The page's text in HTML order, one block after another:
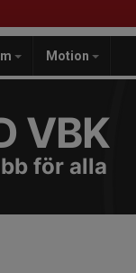
Motion
VBK
för alla